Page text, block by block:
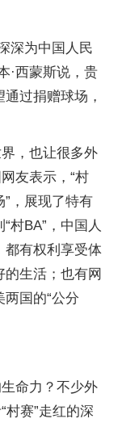
深为中国人民
·西蒙斯说，贵
过捐赠球场，
，也让很多外
友表示，“村
”，展现了特有
村BA”，中国人
都有权利享受体
生活；也有网
国的“公分
命力？不少外
村赛”走红的深